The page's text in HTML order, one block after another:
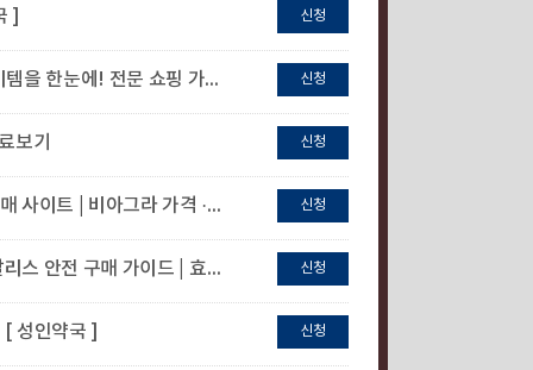
] 신청
! 전문 쇼핑 가이드 - [ 성인약국 ] 신청
보기 신청
라 가격 · 시알리스 - 비아센터 쇼핑몰 신청
이드 | 효능·복용법·부작용·가격 비교 신청
성인약국 ] 신청